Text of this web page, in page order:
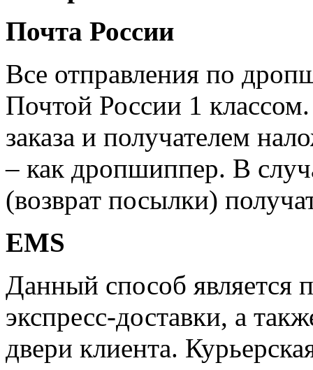
Почта России
Все отправления по
Почтой России 1
заказа и получателем
– как дропшиппер. В
(возврат посылки)
EMS
Данный способ является
экспресс-доставки, а
двери клиента.